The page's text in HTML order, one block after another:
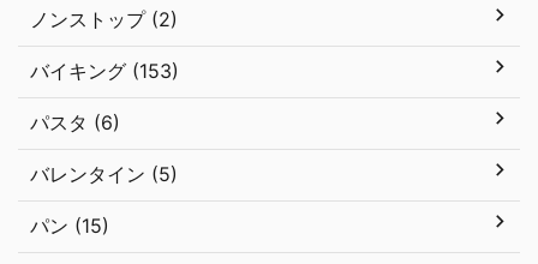
ノンストップ (2)
バイキング (153)
パスタ (6)
バレンタイン (5)
パン (15)